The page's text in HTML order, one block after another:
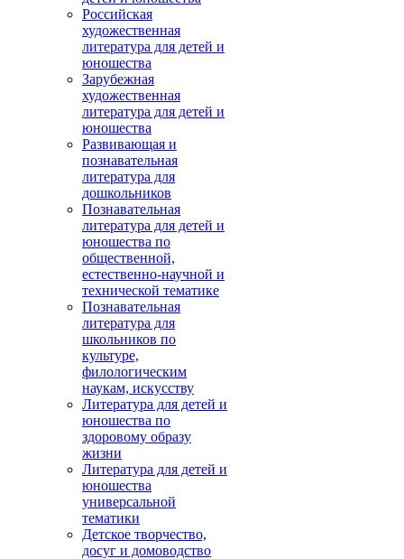
Российская
художественная
литература для детей и
юношества
Зарубежная
художественная
литература для детей и
юношества
Развивающая и
познавательная
литература для
дошкольников
Познавательная
литература для детей и
юношества по
общественной,
естественно-научной и
технической тематике
Познавательная
литература для
школьников по
культуре,
филологическим
наукам, искусству
Литература для детей и
юношества по
здоровому образу
жизни
Литература для детей и
юношества
универсальной
тематики
Детское творчество,
досуг и домоводство